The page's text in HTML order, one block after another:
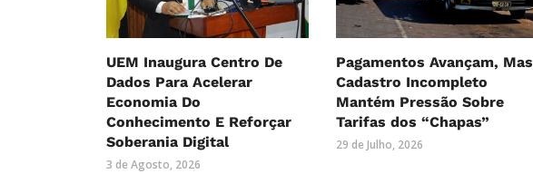
UEM Inaugura Centro De
Dados Para Acelerar
Economia Do
Conhecimento E Reforçar
Soberania Digital
3 de Agosto, 2026
Pagamentos Avançam, Mas
Cadastro Incompleto
Mantém Pressão Sobre
Tarifas dos “Chapas”
29 de Julho, 2026